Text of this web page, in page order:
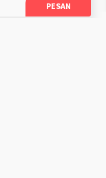
PESAN